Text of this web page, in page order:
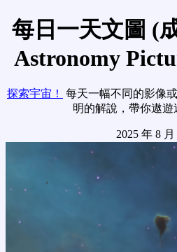
每日一天文圖 (
Astronomy
探索宇宙！
每天一幅不同的影像
明的解說，帶你遨遊
2025 年 8 月